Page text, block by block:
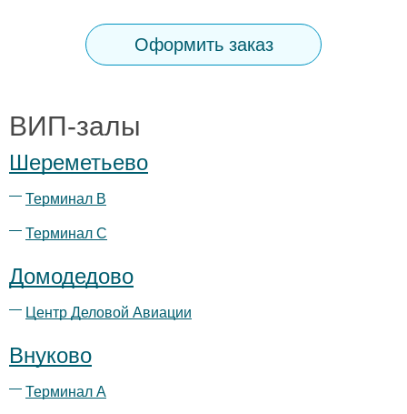
Оформить заказ
ВИП-залы
Шереметьево
Терминал B
Терминал С
Домодедово
Центр Деловой Авиации
Внуково
Терминал А